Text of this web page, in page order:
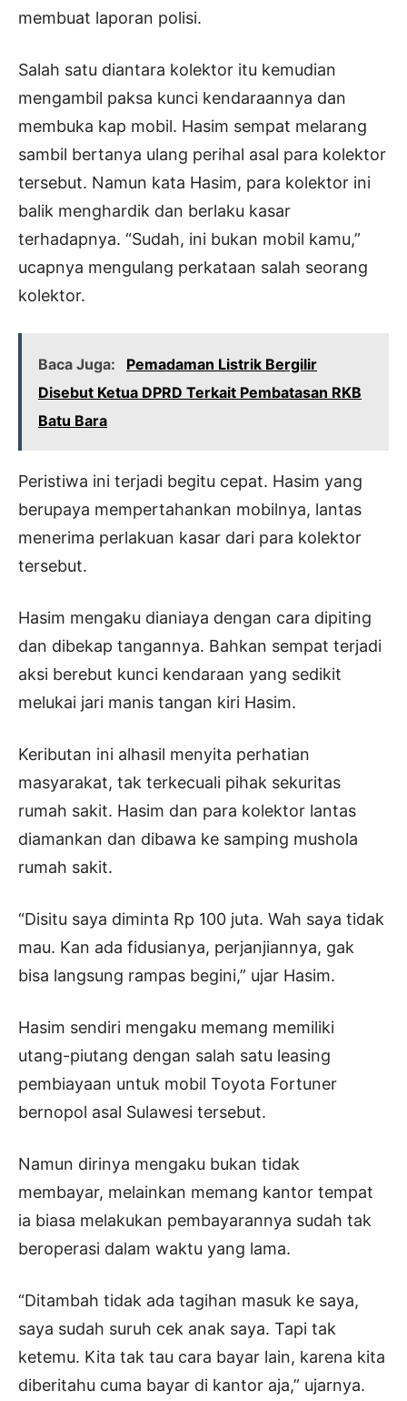
membuat laporan polisi.
Salah satu diantara kolektor itu kemudian
mengambil paksa kunci kendaraannya dan
membuka kap mobil. Hasim sempat melarang
sambil bertanya ulang perihal asal para kolektor
tersebut. Namun kata Hasim, para kolektor ini
balik menghardik dan berlaku kasar
terhadapnya. “Sudah, ini bukan mobil kamu,”
ucapnya mengulang perkataan salah seorang
kolektor.
Baca Juga:
Pemadaman Listrik Bergilir
Disebut Ketua DPRD Terkait Pembatasan RKB
Batu Bara
Peristiwa ini terjadi begitu cepat. Hasim yang
berupaya mempertahankan mobilnya, lantas
menerima perlakuan kasar dari para kolektor
tersebut.
Hasim mengaku dianiaya dengan cara dipiting
dan dibekap tangannya. Bahkan sempat terjadi
aksi berebut kunci kendaraan yang sedikit
melukai jari manis tangan kiri Hasim.
Keributan ini alhasil menyita perhatian
masyarakat, tak terkecuali pihak sekuritas
rumah sakit. Hasim dan para kolektor lantas
diamankan dan dibawa ke samping mushola
rumah sakit.
“Disitu saya diminta Rp 100 juta. Wah saya tidak
mau. Kan ada fidusianya, perjanjiannya, gak
bisa langsung rampas begini,” ujar Hasim.
Hasim sendiri mengaku memang memiliki
utang-piutang dengan salah satu leasing
pembiayaan untuk mobil Toyota Fortuner
bernopol asal Sulawesi tersebut.
Namun dirinya mengaku bukan tidak
membayar, melainkan memang kantor tempat
ia biasa melakukan pembayarannya sudah tak
beroperasi dalam waktu yang lama.
“Ditambah tidak ada tagihan masuk ke saya,
saya sudah suruh cek anak saya. Tapi tak
ketemu. Kita tak tau cara bayar lain, karena kita
diberitahu cuma bayar di kantor aja,” ujarnya.